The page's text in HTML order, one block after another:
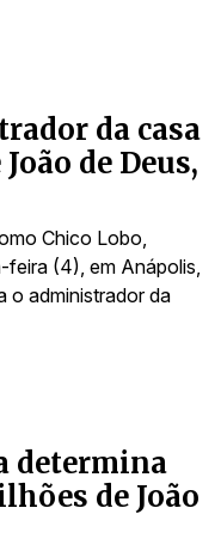
da casa
de Deus,
Chico Lobo,
(4), em Anápolis,
o administrador da
determina
de João